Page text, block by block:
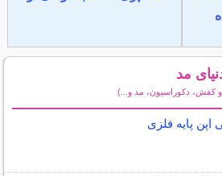
مد
کفش، دکوراسیون، مد و...)
پایه فلزی